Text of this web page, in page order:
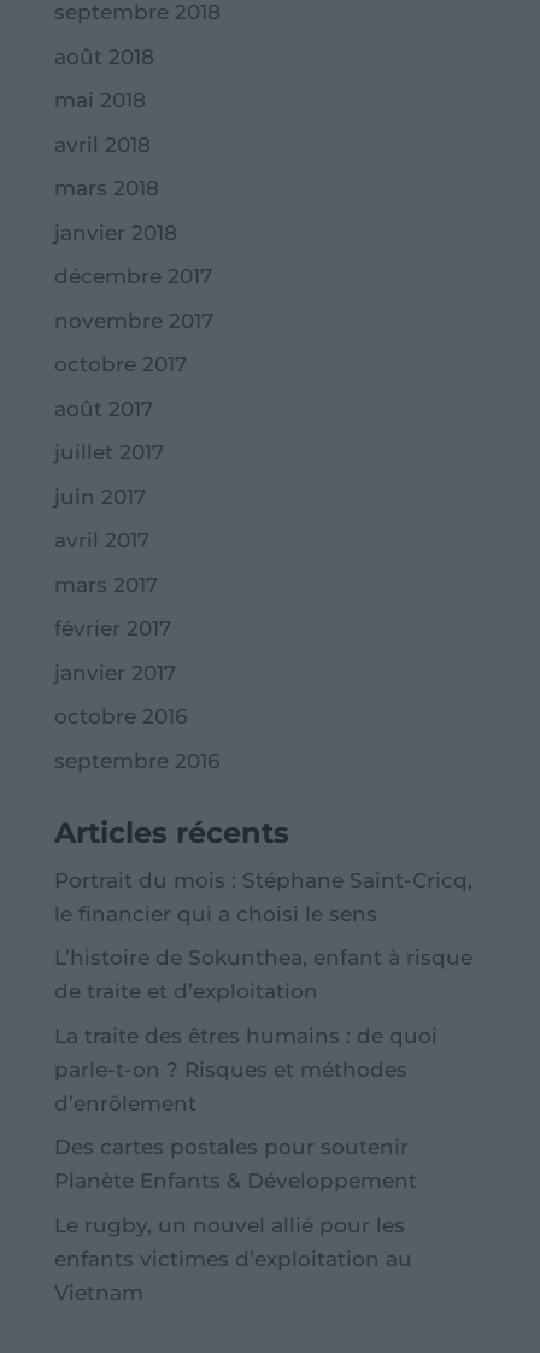
septembre 2018
août 2018
mai 2018
avril 2018
mars 2018
janvier 2018
décembre 2017
novembre 2017
octobre 2017
août 2017
juillet 2017
juin 2017
avril 2017
mars 2017
février 2017
janvier 2017
octobre 2016
septembre 2016
Articles récents
Portrait du mois : Stéphane Saint-Cricq,
le financier qui a choisi le sens
L’histoire de Sokunthea, enfant à risque
de traite et d’exploitation
La traite des êtres humains : de quoi
parle-t-on ? Risques et méthodes
d’enrôlement
Des cartes postales pour soutenir
Planète Enfants & Développement
Le rugby, un nouvel allié pour les
enfants victimes d’exploitation au
Vietnam